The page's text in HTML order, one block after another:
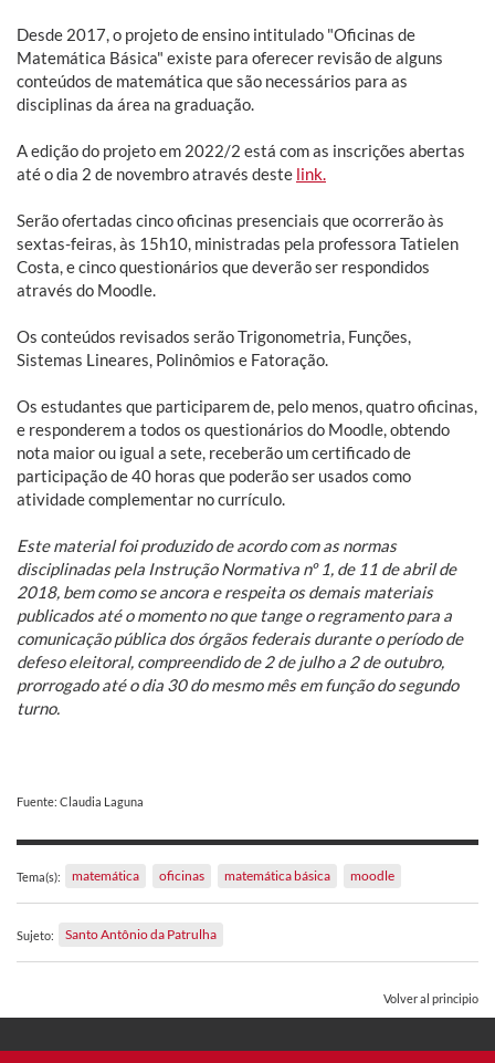
Desde 2017, o projeto de ensino intitulado "Oficinas de
Matemática Básica" existe para oferecer revisão de alguns
conteúdos de matemática que são necessários para as
disciplinas da área na graduação.
A edição do projeto em 2022/2 está com as inscrições abertas
até o dia 2 de novembro através deste link.
Serão ofertadas cinco oficinas presenciais que ocorrerão às
sextas-feiras, às 15h10, ministradas pela professora Tatielen
Costa, e cinco questionários que deverão ser respondidos
através do Moodle.
Os conteúdos revisados serão Trigonometria, Funções,
Sistemas Lineares, Polinômios e Fatoração.
Os estudantes que participarem de, pelo menos, quatro oficinas,
e responderem a todos os questionários do Moodle, obtendo
nota maior ou igual a sete, receberão um certificado de
participação de 40 horas que poderão ser usados como
atividade complementar no currículo.
Este material foi produzido de acordo com as normas
disciplinadas pela Instrução Normativa nº 1, de 11 de abril de
2018, bem como se ancora e respeita os demais materiais
publicados até o momento no que tange o regramento para a
comunicação pública dos órgãos federais durante o período de
defeso eleitoral, compreendido de 2 de julho a 2 de outubro,
prorrogado até o dia 30 do mesmo mês em função do segundo
turno.
Fuente: Claudia Laguna
Tema(s): matemática oficinas matemática básica moodle
Sujeto: Santo Antônio da Patrulha
Volver al principio